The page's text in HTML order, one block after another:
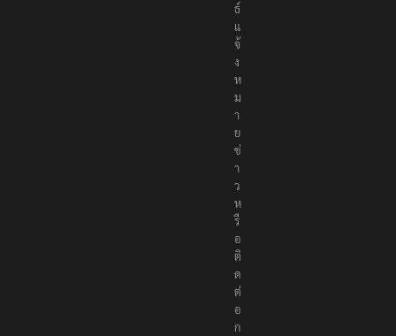
ธ์
แ
จ้
ง
ห
ม
า
ย
ข่
า
ว
ห
รื
อ
ติ
ด
ต่
อ
ก